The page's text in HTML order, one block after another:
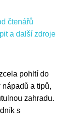
čtenářů
a další zdroje
pohltí do
a tipů,
zahradu.
s